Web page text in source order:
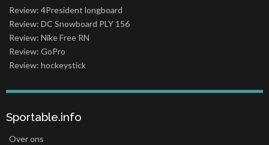
Review: 4President longboard
Review: DC Snowboard PLY 156
Review: Nike Free RN
Review: GoPro
Review: hockeystick
Sportable.info
Over ons